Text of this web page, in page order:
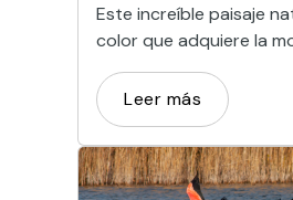
Este increíble paisaje
color que adquiere la
caída de las hojas de
Leer más